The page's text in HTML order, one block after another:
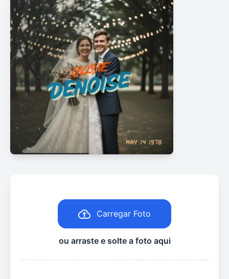
Carregar Foto
ou arraste e solte a foto aqui